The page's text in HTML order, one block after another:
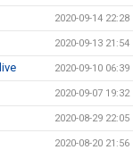
2020-09-14 22:28
2020-09-13 21:54
2020-09-10 06:39
2020-09-07 19:32
2020-08-29 22:05
2020-08-20 21:56